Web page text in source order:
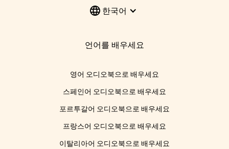
한국어
언어를 배우세요
영어 오디오북으로 배우세요
스페인어 오디오북으로 배우세요
포르투갈어 오디오북으로 배우세요
프랑스어 오디오북으로 배우세요
이탈리아어 오디오북으로 배우세요